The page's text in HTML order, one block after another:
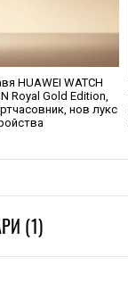
HUAWEI WATCH
Royal Gold Edition,
нов лукс
(1)